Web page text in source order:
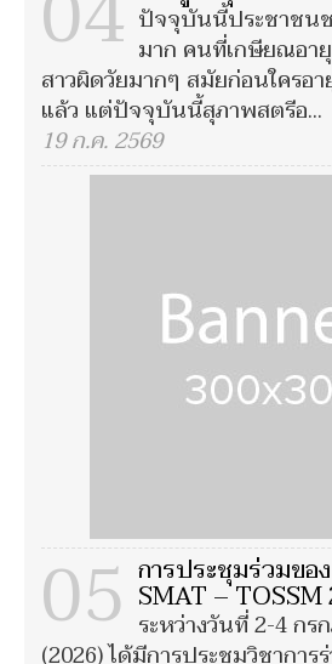
ปัจจุบันนี้ประชาชน
มาก คนที่เกษียณอา
สาวผิดวัยมากๆ สมัยก่อนใครอ
แล้ว แต่ปัจจุบันนี้สุภาพสตรีอ...
19 ก.ค. 2569
05 การประชุมร่วมขอ
SMAT –
ระหว่างวันที่ 2-4 กร
(2026) ได้มีการประชุมวิชากา